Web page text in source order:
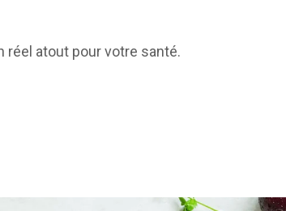
réel atout pour votre santé.